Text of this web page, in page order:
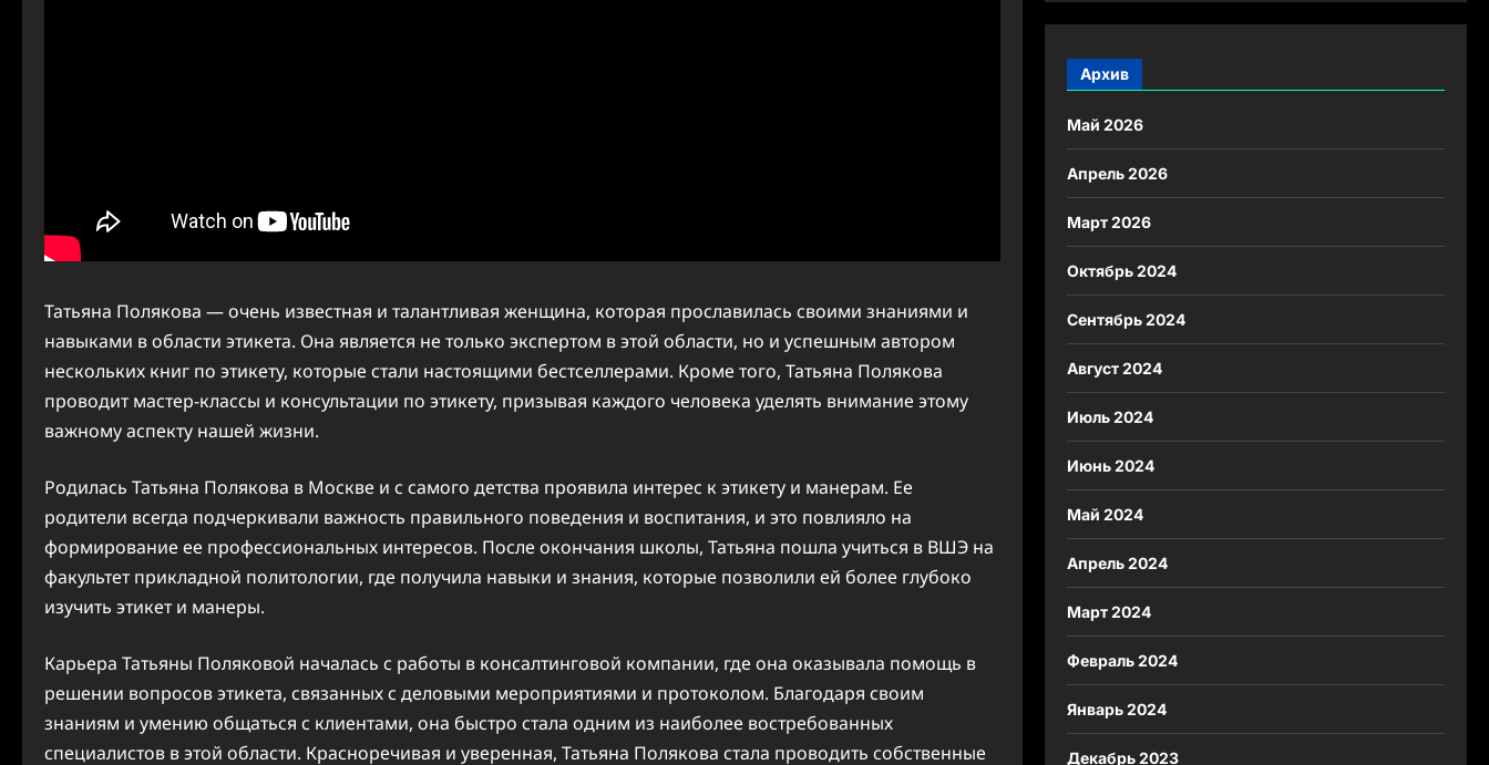
Татьяна Полякова — очень известная и талантливая женщина, которая прославилась своими знаниями и
навыками в области этикета. Она является не только экспертом в этой области, но и успешным автором
нескольких книг по этикету, которые стали настоящими бестселлерами. Кроме того, Татьяна Полякова
проводит мастер-классы и консультации по этикету, призывая каждого человека уделять внимание этому
важному аспекту нашей жизни.
Родилась Татьяна Полякова в Москве и с самого детства проявила интерес к этикету и манерам. Ее
родители всегда подчеркивали важность правильного поведения и воспитания, и это повлияло на
формирование ее профессиональных интересов. После окончания школы, Татьяна пошла учиться в ВШЭ на
факультет прикладной политологии, где получила навыки и знания, которые позволили ей более глубоко
изучить этикет и манеры.
Карьера Татьяны Поляковой началась с работы в консалтинговой компании, где она оказывала помощь в
решении вопросов этикета, связанных с деловыми мероприятиями и протоколом. Благодаря своим
знаниям и умению общаться с клиентами, она быстро стала одним из наиболее востребованных
специалистов в этой области. Красноречивая и уверенная, Татьяна Полякова стала проводить собственные
Архив
Май 2026
Апрель 2026
Март 2026
Октябрь 2024
Сентябрь 2024
Август 2024
Июль 2024
Июнь 2024
Май 2024
Апрель 2024
Март 2024
Февраль 2024
Январь 2024
Декабрь 2023